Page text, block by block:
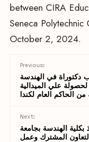
between CIRA
Seneca
October 2, 2024.
Previous:
دكتوراة في الهندسة
علي الميدالية
من الحاكم العام لكندا
Next:
الهندسة بجامعة
المشترك وعمل